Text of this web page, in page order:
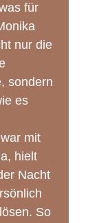
für
nur die
sondern
es
mit
hielt
Nacht
So